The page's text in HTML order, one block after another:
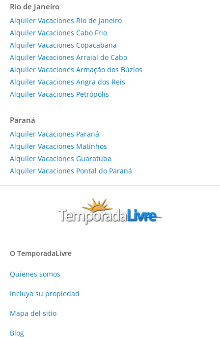
Rio de Janeiro
Alquiler Vacaciones Rio de Janeiro
Alquiler Vacaciones Cabo Frio
Alquiler Vacaciones Copacabana
Alquiler Vacaciones Arraial do Cabo
Alquiler Vacaciones Armação dos Búzios
Alquiler Vacaciones Angra dos Reis
Alquiler Vacaciones Petrópolis
Paraná
Alquiler Vacaciones Paraná
Alquiler Vacaciones Matinhos
Alquiler Vacaciones Guaratuba
Alquiler Vacaciones Pontal do Paraná
O TemporadaLivre
Quienes somos
Incluya su propiedad
Mapa del sitio
Blog